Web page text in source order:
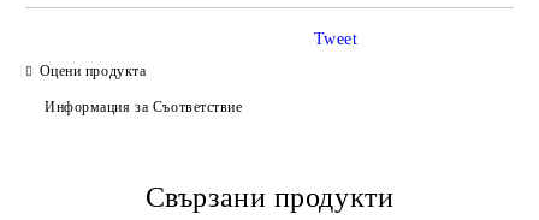
Оцени продукта
Информация за Съответствие
Tweet
Свързани продукти